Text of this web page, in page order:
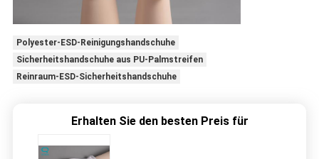
Polyester-ESD-Reinigungshandschuhe
Sicherheitshandschuhe aus PU-Palmstreifen
Reinraum-ESD-Sicherheitshandschuhe
Erhalten Sie den besten Preis für